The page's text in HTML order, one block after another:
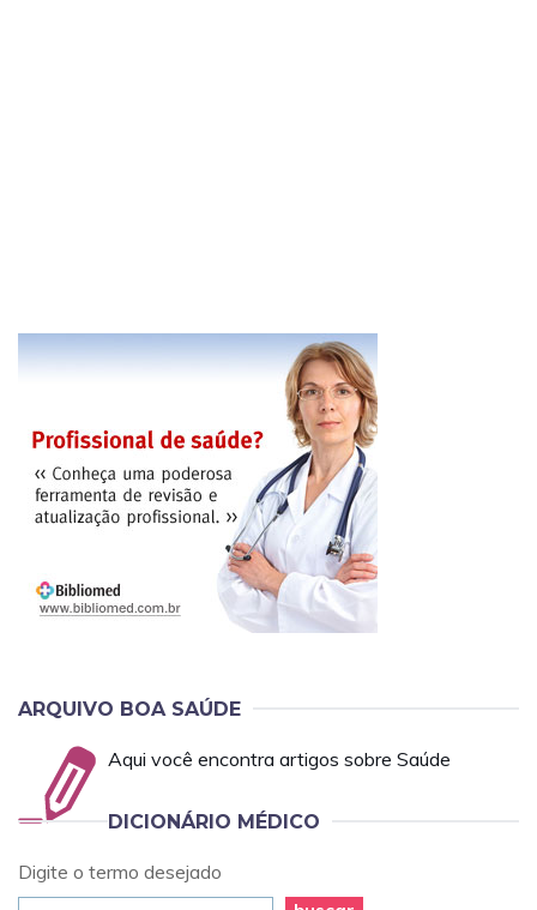
ARQUIVO BOA SAÚDE
Aqui você encontra artigos sobre Saúde
DICIONÁRIO MÉDICO
Digite o termo desejado